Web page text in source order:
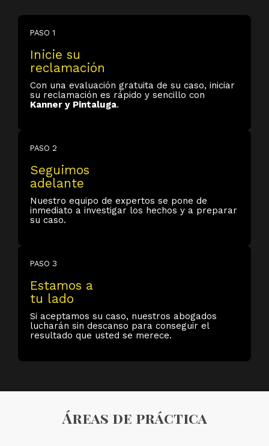
PASO 1
Inicie su
reclamación
Con una evaluación gratuita de su caso, iniciar
su reclamación es rápido y sencillo con
Kanner y Pintaluga.
PASO 2
Seguimos
adelante
Nuestro equipo de expertos se pone de
inmediato a investigar los hechos y a preparar
su caso.
PASO 3
Estamos a
tu lado
Si aceptamos su caso, nuestros abogados
lucharán sin descanso para conseguir el
resultado que usted se merece.
Áreas de práctica